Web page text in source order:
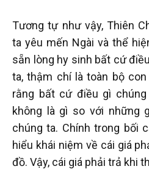
Tương tự như vậy, Thiên
ta yêu mến Ngài và thể
sẵn lòng hy sinh bất cứ
ta, thậm chí là toàn bộ
rằng bất cứ điều gì
không là gì so với những
chúng ta. Chính trong bối
hiểu khái niệm về cái giá
đồ. Vậy, cái giá phải trả khi